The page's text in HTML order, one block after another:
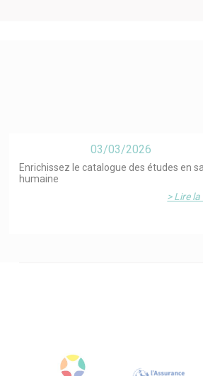
03/03/2026
Enrichissez le catalogue des études en
humaine
> Lire